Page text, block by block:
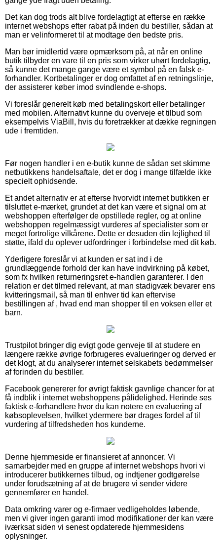
Det kan dog trods alt blive fordelagtigt at efterse en række
internet webshops efter rabat på inden du bestiller, sådan at
man er velinformeret til at modtage den bedste pris.
Man bør imidlertid være opmærksom på, at når en online
butik tilbyder en vare til en pris som virker uhørt fordelagtig,
så kunne det mange gange være et symbol på en falsk e-
forhandler. Kortbetalinger er dog omfattet af en retningslinje,
der assisterer køber imod svindlende e-shops.
Vi foreslår generelt køb med betalingskort eller betalinger
med mobilen. Alternativt kunne du overveje et tilbud som
eksempelvis ViaBill, hvis du foretrækker at dække regningen
ude i fremtiden.
Før nogen handler i en e-butik kunne de sådan set skimme
netbutikkens handelsaftale, det er dog i mange tilfælde ikke
specielt ophidsende.
Et andet alternativ er at efterse hvorvidt internet butikken er
tilsluttet e-mærket, grundet at det kan være et signal om at
webshoppen efterfølger de opstillede regler, og at online
webshoppen regelmæssigt vurderes af specialister som er
meget fortrolige vilkårene. Dette er desuden din lejlighed til
støtte, ifald du oplever udfordringer i forbindelse med dit køb.
Yderligere foreslår vi at kunden er sat ind i de
grundlæggende forhold der kan have indvirkning på købet,
som fx hvilken returneringsret e-handlen garanterer. I den
relation er det tilmed relevant, at man stadigvæk bevarer ens
kvitteringsmail, så man til enhver tid kan eftervise
bestillingen af , hvad end man shopper til en voksen eller et
barn.
Trustpilot bringer dig evigt gode genveje til at studere en
længere række øvrige forbrugeres evalueringer og derved er
det klogt, at du analyserer internet selskabets bedømmelser
af forinden du bestiller.
Facebook genererer for øvrigt faktisk gavnlige chancer for at
få indblik i internet webshoppens pålidelighed. Herinde ses
faktisk e-forhandlere hvor du kan notere en evaluering af
købsoplevelsen, hvilket ydermere bør drages fordel af til
vurdering af tilfredsheden hos kunderne.
Denne hjemmeside er finansieret af annoncer. Vi
samarbejder med en gruppe af internet webshops hvori vi
introducerer butikkernes tilbud, og indtjener godtgørelse
under forudsætning af at de brugere vi sender videre
gennemfører en handel.
Data omkring varer og e-firmaer vedligeholdes løbende,
men vi giver ingen garanti imod modifikationer der kan være
iværksat siden vi senest opdaterede hjemmesidens
oplysninger.